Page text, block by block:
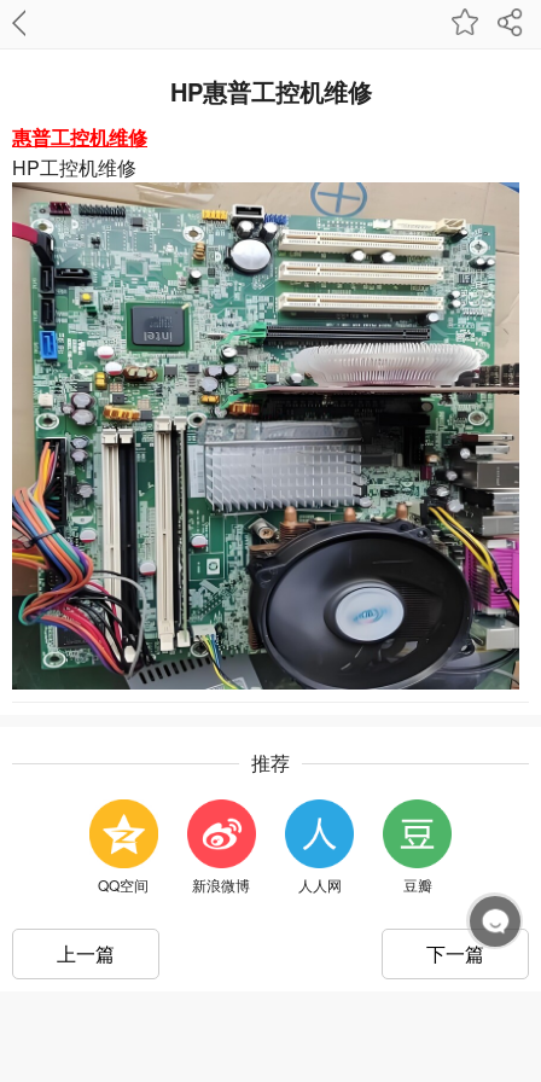
HP惠普工控机维修
惠普工控机维修
HP工控机维修
推荐
QQ空间 新浪微博 人人网 豆瓣
上一篇 下一篇